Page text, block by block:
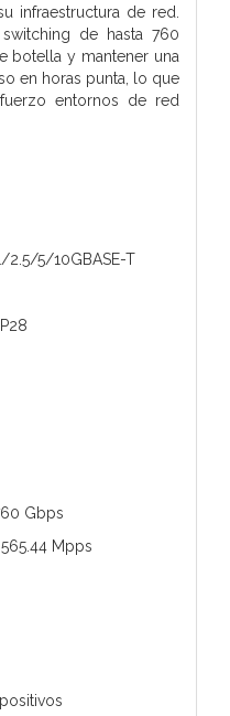
infraestructura de red.
de hasta 760
botella y mantener una
en horas punta, lo que
entornos de red
2.5/5/10GBASE-T
Gbps
Mpps